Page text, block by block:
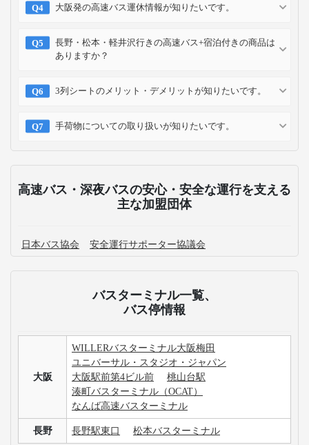
大阪発の高速バス運休情報が知りたいです。
長野・松本・軽井沢行きの高速バス+宿泊付きの商品は
ありますか？
3列シートのメリット・デメリットが知りたいです。
手荷物についての取り扱いが知りたいです。
高速バス・深夜バスの安心・安全な運行を支える
主な加盟団体
日本バス協会 安全運行サポーター協議会
バスターミナル一覧、
バス停情報
大阪
WILLERバスターミナル大阪梅田
ユニバーサル・スタジオ・ジャパン
大阪駅前第4ビル前
桃山台駅
湊町バスターミナル（OCAT）
なんば高速バスターミナル
長野 長野駅東口 松本バスターミナル